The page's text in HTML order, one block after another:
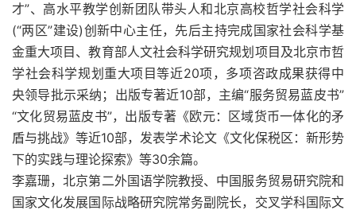
才”、高水平教学创新团队带头人和北京高校哲学社会科学
(“两区”建设)创新中心主任，先后主持完成国家社会科学基
金重大项目、教育部人文社会科学研究规划项目及北京市哲
学社会科学规划重大项目等近20项，多项咨政成果获得中
央领导批示采纳；出版专著近10部，主编“服务贸易蓝皮书”
“文化贸易蓝皮书”，出版专著《欧元：区域货币一体化的矛
盾与挑战》等近10部，发表学术论文《文化保税区：新形势
下的实践与理论探索》等30余篇。
李嘉珊，北京第二外国语学院教授、中国服务贸易研究院和
国家文化发展国际战略研究院常务副院长，交叉学科国际文